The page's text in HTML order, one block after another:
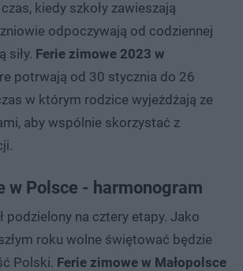
kiedy szkoły zawieszają
odpoczywają od codziennej
siły. Ferie zimowe 2023 w
potrwają od 30 stycznia do 26
w którym rodzice wyjeżdżają ze
aby wspólnie skorzystać z
w Polsce - harmonogram
podzielony na cztery etapy. Jako
roku wolne świętować będzie
Polski. Ferie zimowe w Małopolsce